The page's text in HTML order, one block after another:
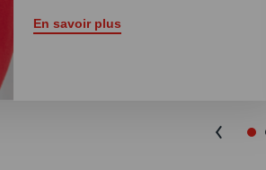
En savoir plus